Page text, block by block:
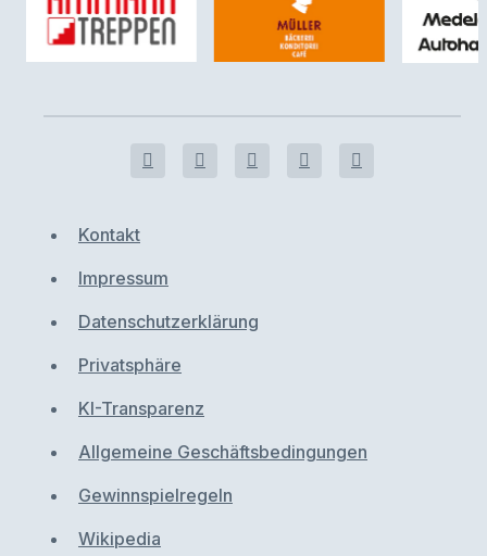
Kontakt
Impressum
Datenschutzerklärung
Privatsphäre
KI-Transparenz
Allgemeine Geschäftsbedingungen
Gewinnspielregeln
Wikipedia